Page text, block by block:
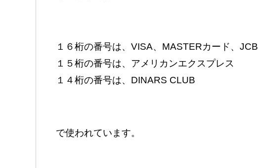
１６桁の番号は、VISA、MASTERカード、JCB
１５桁の番号は、アメリカンエクスプレス
１４桁の番号は、DINARS CLUB
で使われています。